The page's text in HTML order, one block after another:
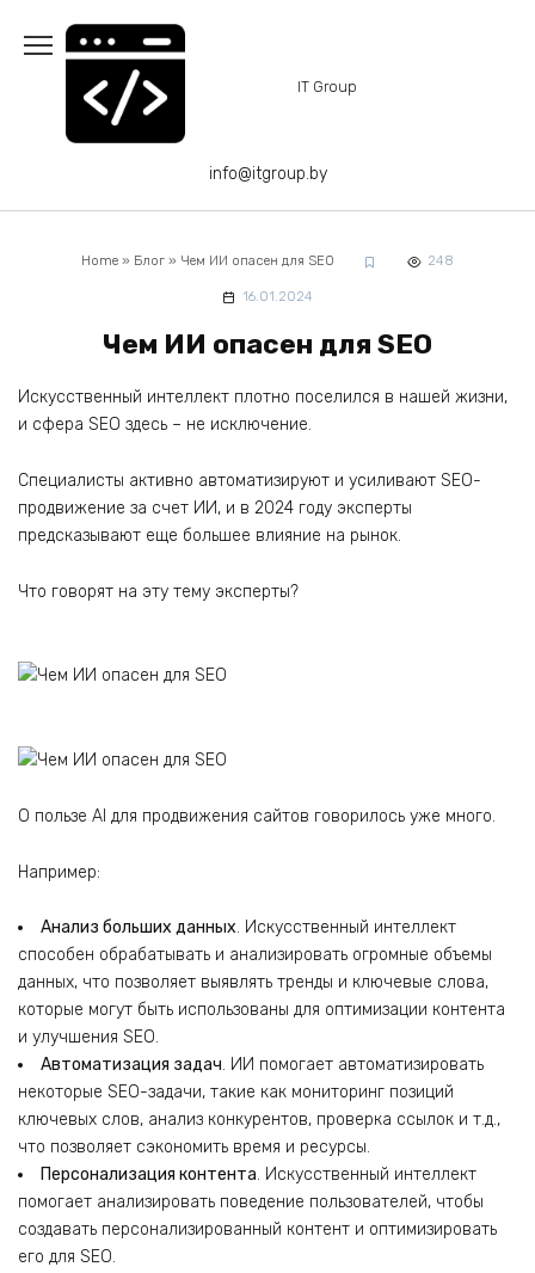
содержанию
IT Group
info@itgroup.by
Home » Блог » Чем ИИ опасен для SEO 248
16.01.2024
Чем ИИ опасен для SEO
Искусственный интеллект плотно поселился в нашей жизни,
и сфера SEO здесь – не исключение.
Специалисты активно автоматизируют и усиливают SEO-
продвижение за счет ИИ, и в 2024 году эксперты
предсказывают еще большее влияние на рынок.
Что говорят на эту тему эксперты?
О пользе AI для продвижения сайтов говорилось уже много.
Например:
Анализ больших данных. Искусственный интеллект
способен обрабатывать и анализировать огромные объемы
данных, что позволяет выявлять тренды и ключевые слова,
которые могут быть использованы для оптимизации контента
и улучшения SEO.
Автоматизация задач. ИИ помогает автоматизировать
некоторые SEO-задачи, такие как мониторинг позиций
ключевых слов, анализ конкурентов, проверка ссылок и т.д.,
что позволяет сэкономить время и ресурсы.
Персонализация контента. Искусственный интеллект
помогает анализировать поведение пользователей, чтобы
создавать персонализированный контент и оптимизировать
его для SEO.